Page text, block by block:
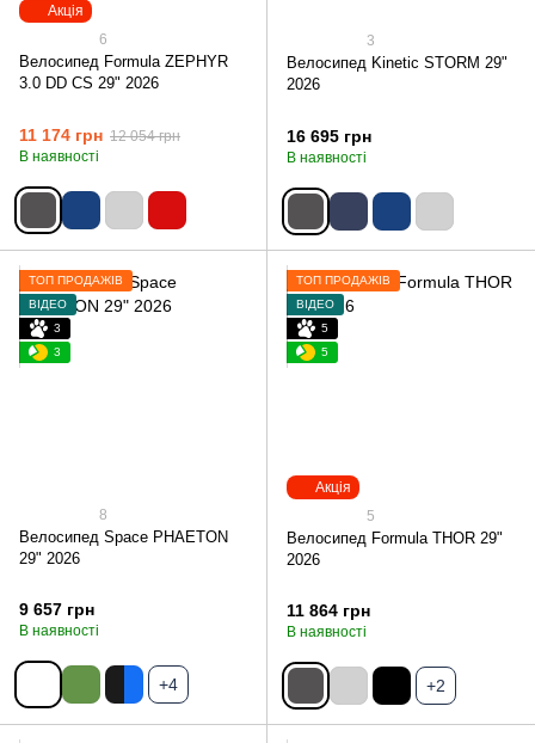
Акція
6
Велосипед Formula ZEPHYR
3.0 DD CS 29" 2026
11 174 грн 12 054 грн
В наявності
3
Велосипед Kinetic STORM 29"
2026
16 695 грн
В наявності
ТОП ПРОДАЖІВ
ВІДЕО
3
3
8
Велосипед Space PHAETON
29" 2026
9 657 грн
В наявності
+4
Акція
ТОП ПРОДАЖІВ
ВІДЕО
5
5
5
Велосипед Formula THOR 29"
2026
11 864 грн
В наявності
+2